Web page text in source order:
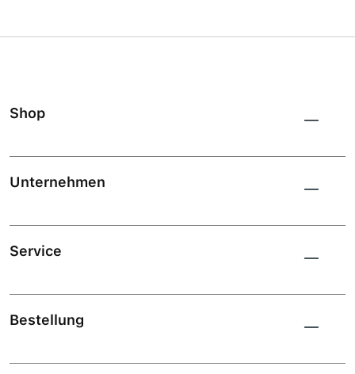
Shop
Unternehmen
Service
Bestellung